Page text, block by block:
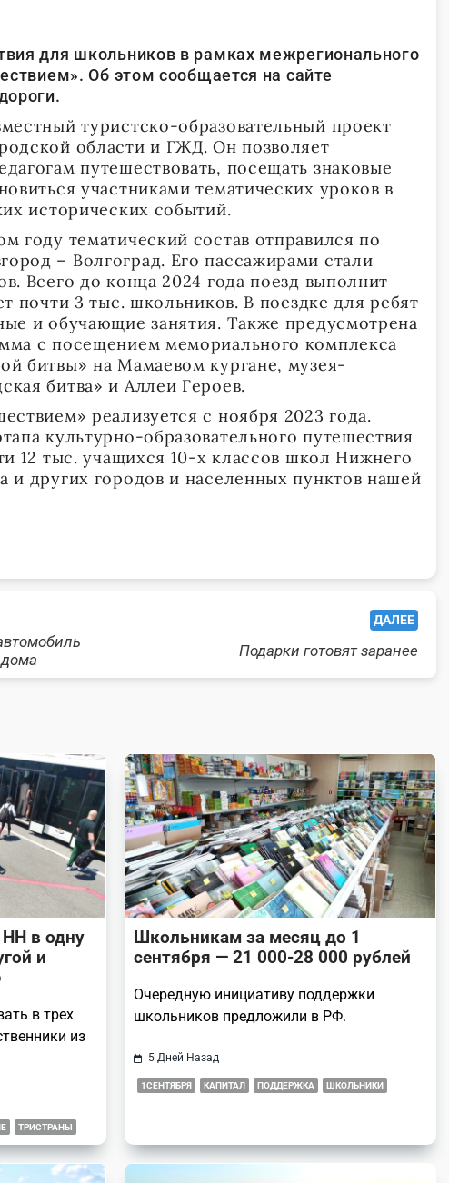
для школьников в рамках межрегионального
Об этом сообщается на сайте
туристско-образовательный проект
области и ГЖД. Он позволяет
путешествовать, посещать знаковые
участниками тематических уроков в
исторических событий.
году тематический состав отправился по
– Волгоград. Его пассажирами стали
Всего до конца 2024 года поезд выполнит
почти 3 тыс. школьников. В поездке для ребят
и обучающие занятия. Также предусмотрена
с посещением мемориального комплекса
битвы» на Мамаевом кургане, музея-
битва» и Аллеи Героев.
реализуется с ноября 2023 года.
культурно-образовательного путешествия
12 тыс. учащихся 10-х классов школ Нижнего
и других городов и населенных пунктов нашей
ДАЛЕЕ
Подарки готовят заранее
в одну
и
в трех
из
ТРИСТРАНЫ
Школьникам за месяц до 1
сентября — 21 000-28 000 рублей
Очередную инициативу поддержки
школьников предложили в РФ.
5 Дней Назад
1СЕНТЯБРЯ КАПИТАЛ ПОДДЕРЖКА ШКОЛЬНИКИ